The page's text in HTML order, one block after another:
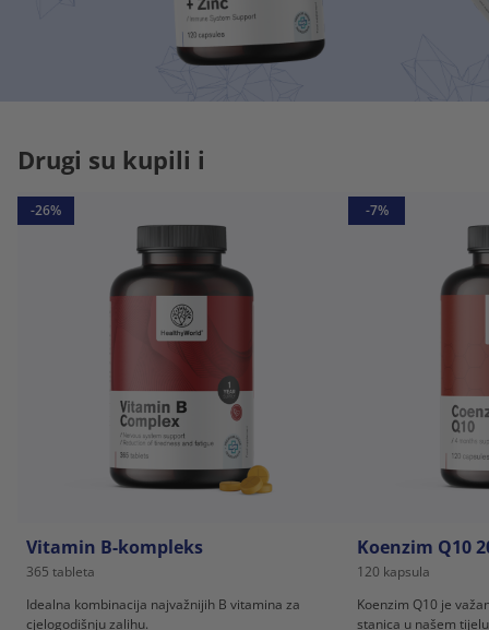
Drugi su kupili i
-26%
Vitamin B-kompleks
365 tableta
Idealna kombinacija najvažnijih B vitamina za
cjelogodišnju zalihu.
-7%
Koenzim Q10
120 kapsula
Koenzim Q10 je
stanica u našem